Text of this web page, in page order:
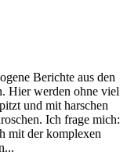
Berichte aus den
Hier werden ohne viel
und mit harschen
Ich frage mich:
mit der komplexen